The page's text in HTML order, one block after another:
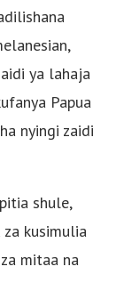
ya lahaja
Papua
nyingi zaidi
shule,
kusimulia
mitaa na